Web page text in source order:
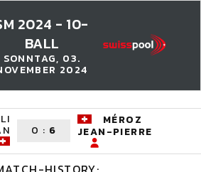
2024 - 10-
BALL
SONNTAG, 03.
2024
0 : 6
MÉROZ
JEAN-PIERRE